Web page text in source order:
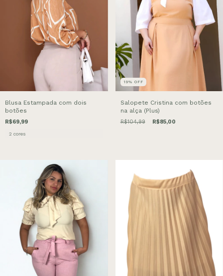
Blusa Estampada com dois
botões
R$69,99
2 cores
19% OFF
Salopete Cristina com botões
na alça (Plus)
R$104,99 R$85,00